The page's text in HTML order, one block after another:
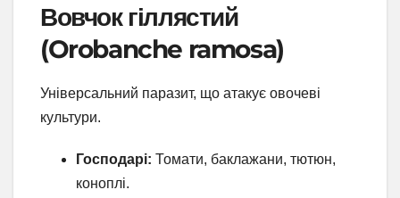
Вовчок гіллястий
(Orobanche ramosa)
Універсальний паразит, що атакує овочеві
культури.
Господарі: Томати, баклажани, тютюн,
коноплі.